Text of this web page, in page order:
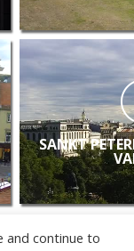
SANKT
and continue to